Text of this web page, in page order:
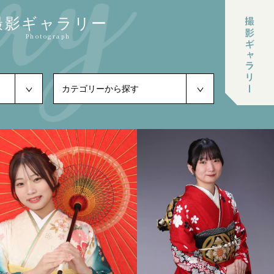
影ギャラリー
Photograph